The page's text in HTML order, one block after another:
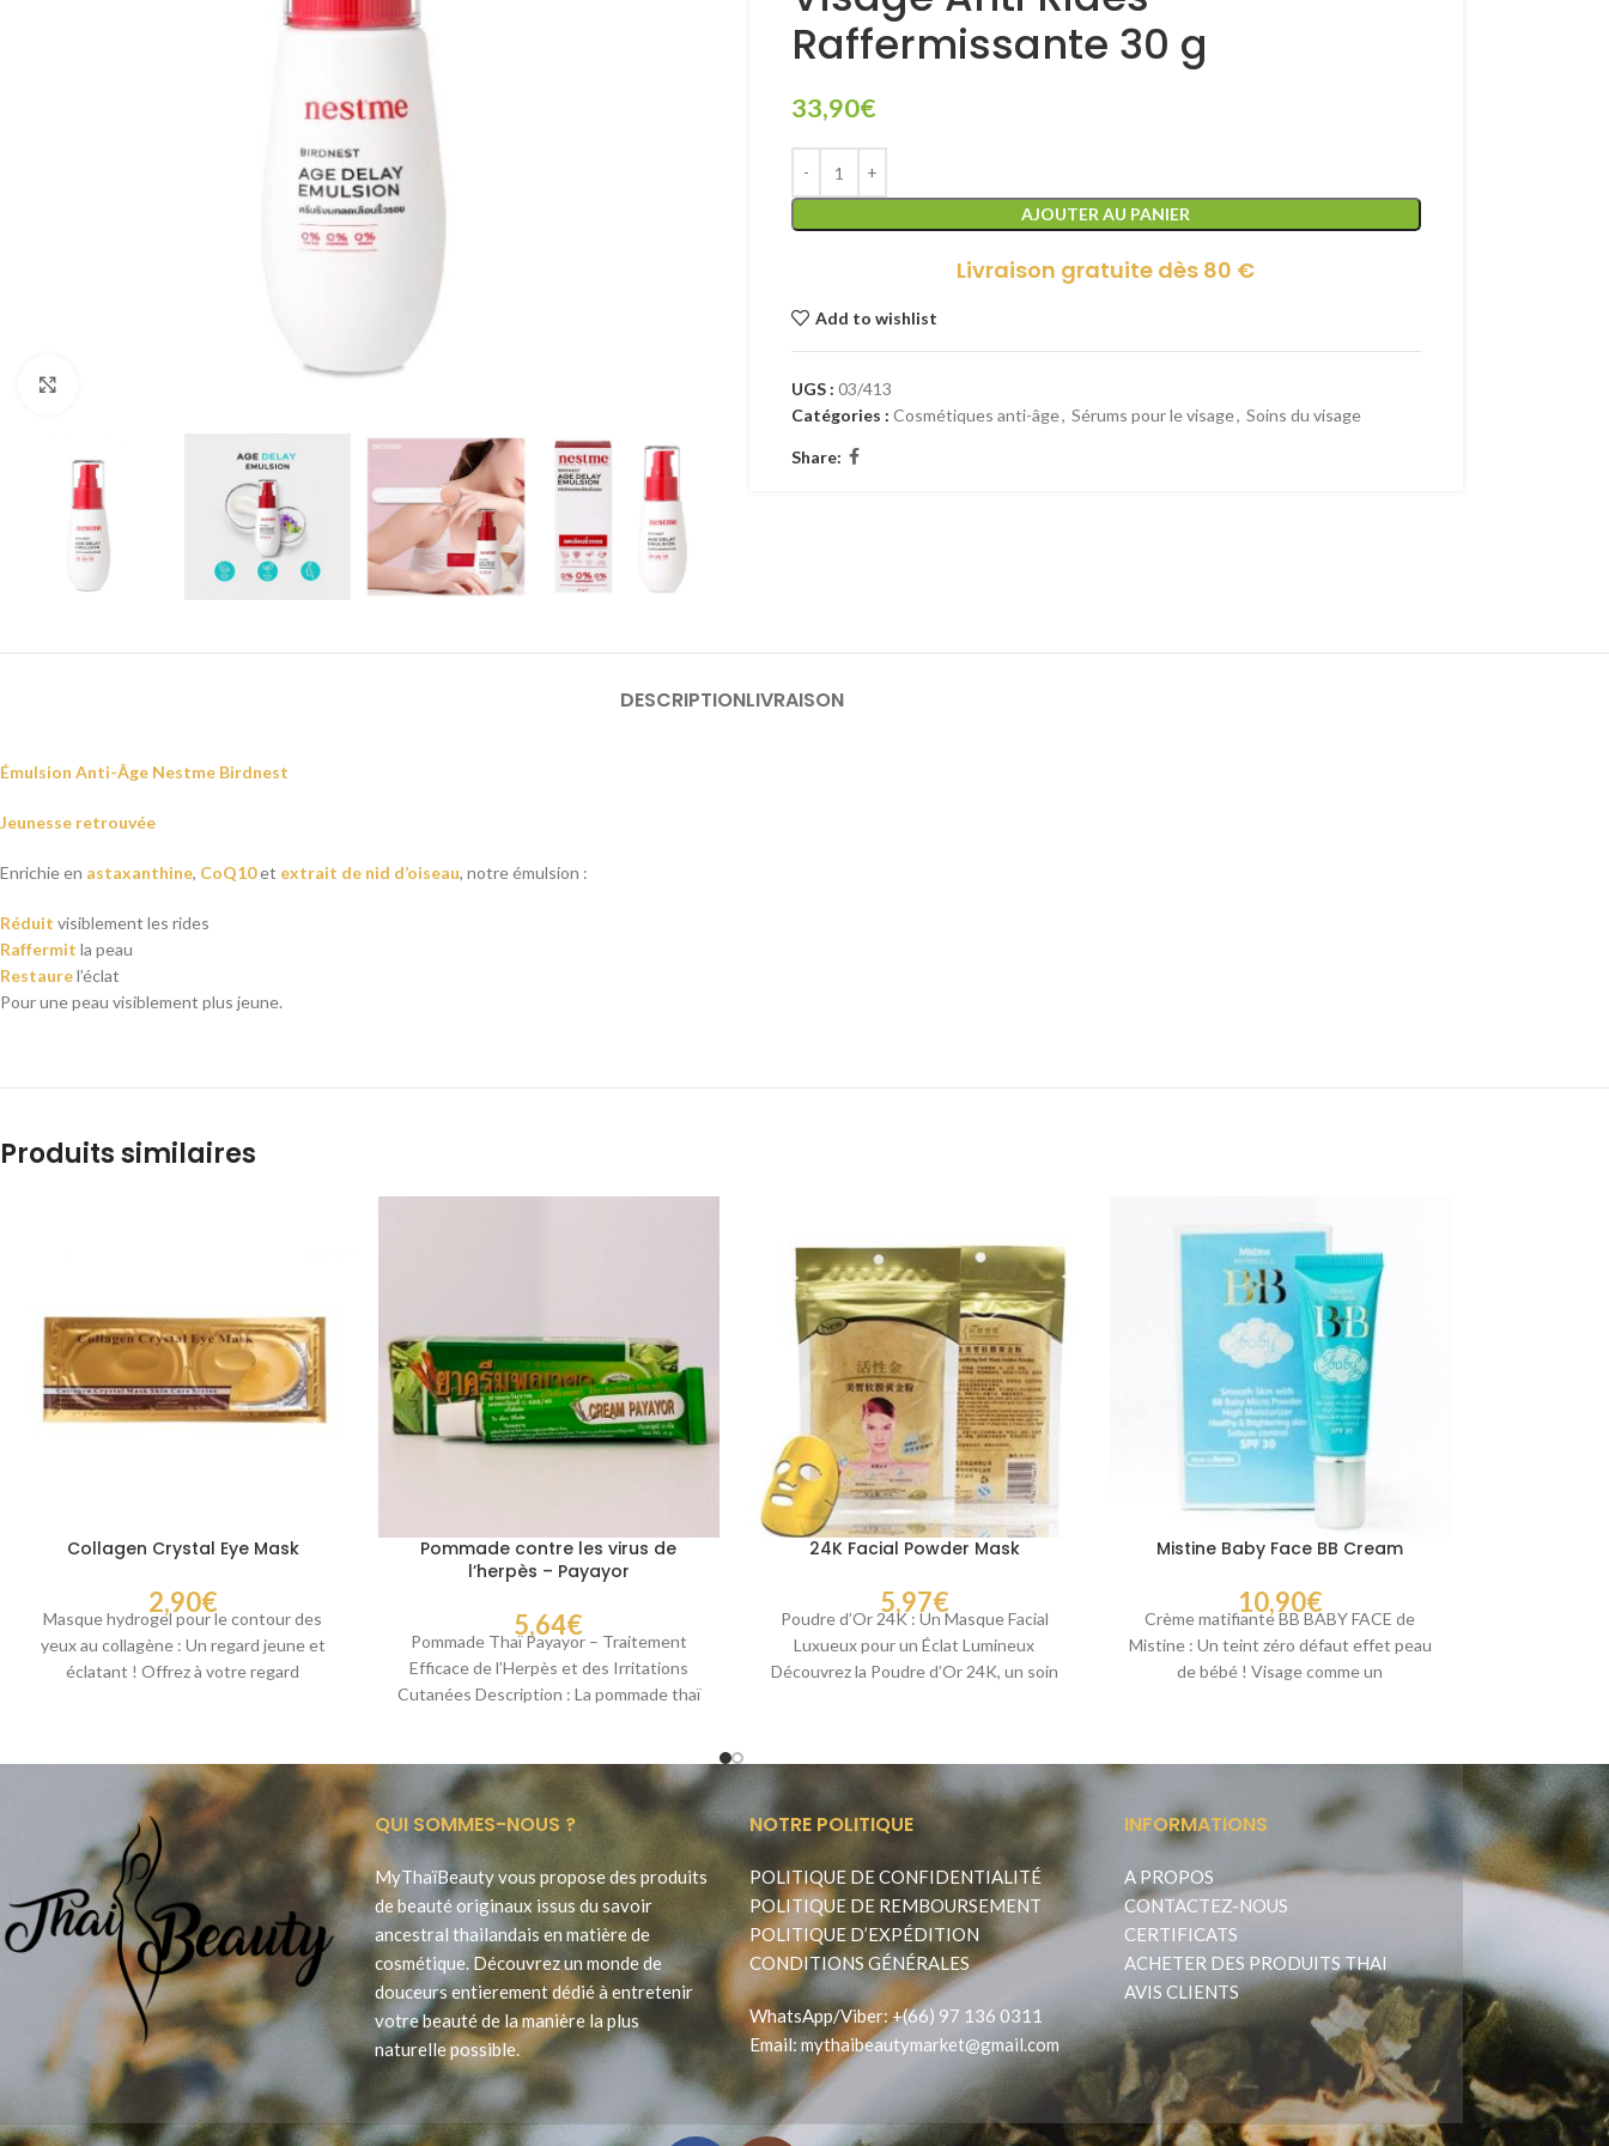
Raffermissante 30 g
33,90€
AJOUTER AU PANIER
Livraison gratuite dès 80 €
Add to wishlist
UGS : 03/413
Catégories : Cosmétiques anti-âge, Sérums pour le visage, Soins du visage
Share:
DESCRIPTIONLIVRAISON
Émulsion Anti-Âge Nestme Birdnest
Jeunesse retrouvée
Enrichie en astaxanthine, CoQ10et extrait de nid d’oiseau, notre émulsion :
Réduit visiblement les rides
Raffermit la peau
Restaurel’éclat
Pour une peau visiblement plus jeune.
Produits similaires
Collagen Crystal Eye Mask
2,90€
Masque hydrogel pour le contour des
yeux au collagène : Un regard jeune et
éclatant ! Offrez à votre regard
Pommade contre les virus de
l’herpès – Payayor
5,64€
Pommade Thaï Payayor – Traitement
Efficace de l’Herpès et des Irritations
Cutanées Description : La pommade thaï
24K Facial Powder Mask
5,97€
Poudre d’Or 24K : Un Masque Facial
Luxueux pour un Éclat Lumineux
Découvrez la Poudre d’Or 24K, un soin
Mistine Baby Face BB Cream
10,90€
Crème matifiante BB BABY FACE de
Mistine : Un teint zéro défaut effet peau
de bébé ! Visage comme un
QUI SOMMES-NOUS ?
MyThaïBeauty vous propose des produits
de beauté originaux issus du savoir
ancestral thailandais en matière de
cosmétique. Découvrez un monde de
douceurs entierement dédié à entretenir
votre beauté de la manière la plus
naturelle possible.
NOTRE POLITIQUE
POLITIQUE DE CONFIDENTIALITÉ
POLITIQUE DE REMBOURSEMENT
POLITIQUE D’EXPÉDITION
CONDITIONS GÉNÉRALES
WhatsApp/Viber: +(66) 97 136 0311
Email: mythaibeautymarket@gmail.com
INFORMATIONS
A PROPOS
CONTACTEZ-NOUS
CERTIFICATS
ACHETER DES PRODUITS THAI
AVIS CLIENTS